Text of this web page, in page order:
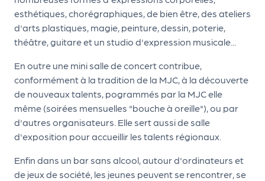
esthétiques, chorégraphiques, de bien être, des ateliers
d'arts plastiques, magie, peinture, dessin, poterie,
théâtre, guitare et un studio d'expression musicale...
En outre une mini salle de concert contribue,
conformément à la tradition de la MJC, à la découverte
de nouveaux talents, pogrammés par la MJC elle
même (soirées mensuelles "bouche à oreille"), ou par
d'autres organisateurs. Elle sert aussi de salle
d'exposition pour accueillir les talents régionaux.
Enfin dans un bar sans alcool, autour d'ordinateurs et
de jeux de société, les jeunes peuvent se rencontrer, se
PR
O
G!
N
os
se
rvi
ce
s